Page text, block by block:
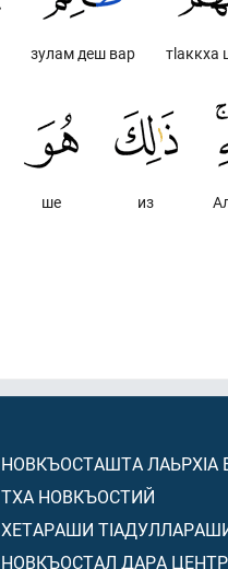
тlаккха
зулам деш вар
из
ше
НОВКЪОСТАШТА ЛАЬРХIА
ТХА НОВКЪОСТИЙ
ХЕТАРАШИ
НОВКЪОСТАЛ ДАРА ЦЕНТР